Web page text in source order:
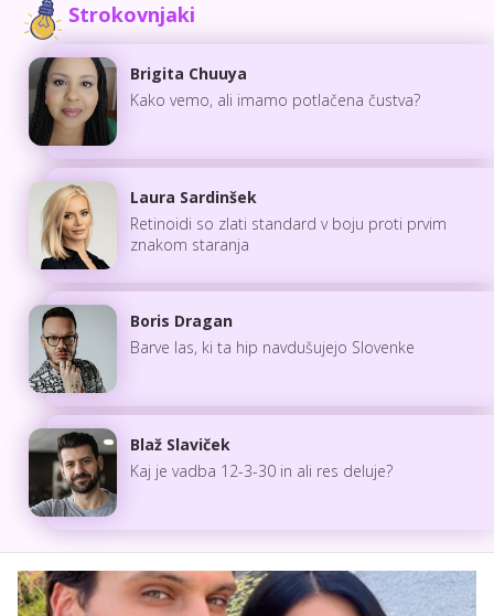
Strokovnjaki
Brigita Chuuya
Kako vemo, ali imamo potlačena čustva?
Laura Sardinšek
Retinoidi so zlati standard v boju proti prvim
znakom staranja
Boris Dragan
Barve las, ki ta hip navdušujejo Slovenke
Blaž Slaviček
Kaj je vadba 12-3-30 in ali res deluje?